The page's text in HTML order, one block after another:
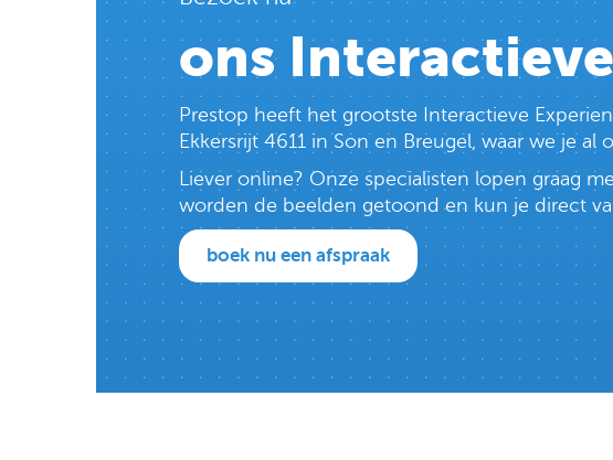
ons
Prestop heeft het grootste Interactieve
Ekkersrijt 4611 in Son en Breugel, waar we je
Liever online? Onze specialisten lopen graag
worden de beelden getoond en kun je direct
boek nu een afspraak